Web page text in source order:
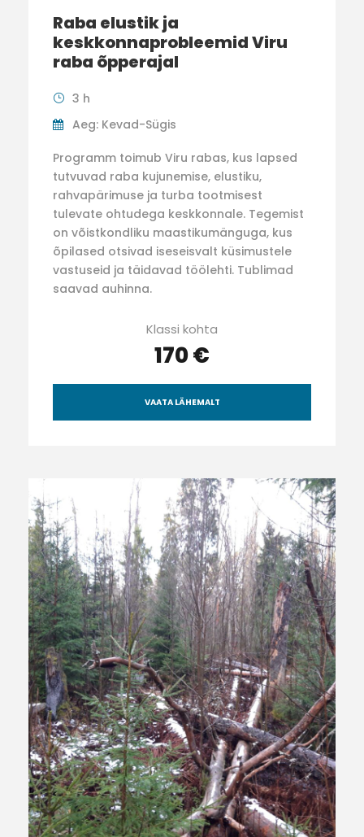
Raba elustik ja
keskkonnaprobleemid Viru
raba õpperajal
3 h
Aeg: Kevad-Sügis
Programm toimub Viru rabas, kus lapsed
tutvuvad raba kujunemise, elustiku,
rahvapärimuse ja turba tootmisest
tulevate ohtudega keskkonnale. Tegemist
on võistkondliku maastikumänguga, kus
õpilased otsivad iseseisvalt küsimustele
vastuseid ja täidavad töölehti. Tublimad
saavad auhinna.
Klassi kohta
170 €
VAATA LÄHEMALT